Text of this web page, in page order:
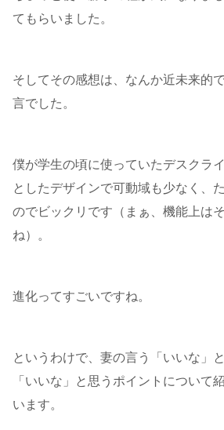
てもらいました。
そしてその感想は、なんか近未来的
言でした。
僕が学生の頃に使っていたデスクラ
としたデザインで可動域も少なく、
のでビックリです（まぁ、機能上は
ね）。
進化ってすごいですね。
というわけで、妻の言う「いいな」
「いいな」と思うポイントについて
います。